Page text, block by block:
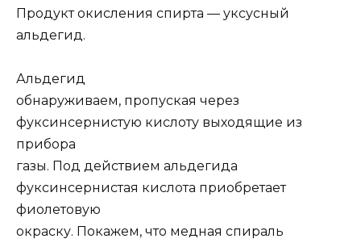
Продукт окисления спирта — уксусный
альдегид.
Альдегид
обнаруживаем, пропуская через
фуксинсернистую кислоту выходящие из
прибора
газы. Под действием альдегида
фуксинсернистая кислота приобретает
фиолетовую
окраску. Покажем, что медная спираль